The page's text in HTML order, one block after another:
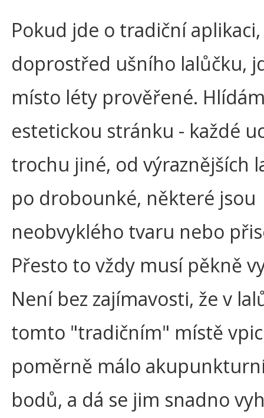
Pokud jde o tradiční
doprostřed ušního lalůčku,
místo léty prověřené.
estetickou stránku - každé
trochu jiné, od výraznějších
po drobounké, některé jsou
neobvyklého tvaru nebo
Přesto to vždy musí pěkně
Není bez zajímavosti, že v
tomto "tradičním" místě
poměrně málo
bodů, a dá se jim snadno